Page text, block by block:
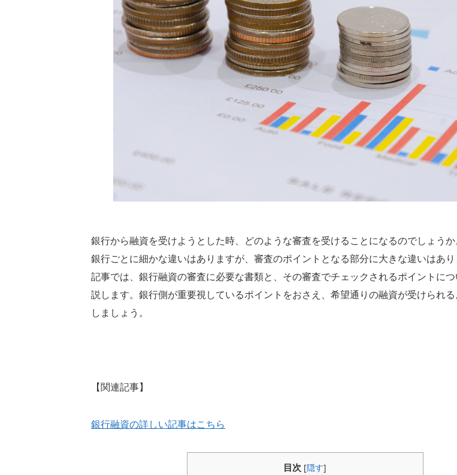
銀行から融資を受けようとした時、どのような審査を受けることになるのでしょうか
銀行ごとに細かな違いはありますが、審査のポイントとなる部分に大きな違いはあ
記事では、銀行融資の審査に必要な書類と、その審査でチェックされるポイントに
説します。銀行側が重要視しているポイントをおさえ、希望通りの融資が受けられ
しましょう。
【関連記事】
銀行融資の詳しい記事はこちら
目次 [隠す]